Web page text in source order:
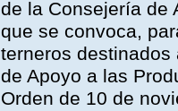
de la Consejería de
que se convoca,
terneros
de Apoyo a las
Orden de 10 de